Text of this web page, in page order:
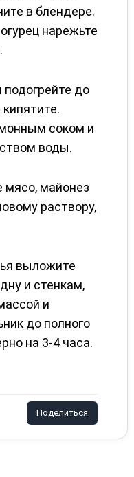
в блендере.
нарежьте
до
соком и
воды.
мясо, майонез
раствору,
выложите
и стенкам,
и
до полного
на 3-4 часа.
Поделиться